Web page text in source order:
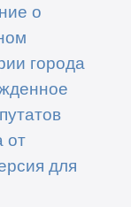
о
города
от
для